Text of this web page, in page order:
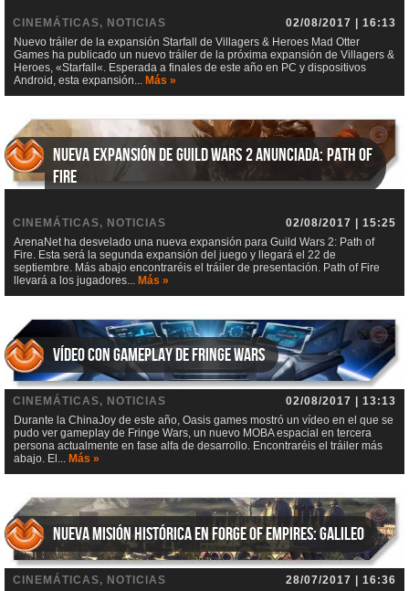
CINEMÁTICAS, NOTICIAS
02/08/2017 | 16:13
Nuevo tráiler de la expansión Starfall de Villagers & Heroes Mad Otter
Games ha publicado un nuevo tráiler de la próxima expansión de Villagers &
Heroes, «Starfall«. Esperada a finales de este año en PC y dispositivos
Android, esta expansión... Más »
Nueva expansión de Guild Wars 2 anunciada: Path of
Fire
CINEMÁTICAS, NOTICIAS
02/08/2017 | 15:25
ArenaNet ha desvelado una nueva expansión para Guild Wars 2: Path of
Fire. Esta será la segunda expansión del juego y llegará el 22 de
septiembre. Más abajo encontraréis el tráiler de presentación. Path of Fire
llevará a los jugadores... Más »
Vídeo con gameplay de Fringe Wars
CINEMÁTICAS, NOTICIAS
02/08/2017 | 13:13
Durante la ChinaJoy de este año, Oasis games mostró un vídeo en el que se
pudo ver gameplay de Fringe Wars, un nuevo MOBA espacial en tercera
persona actualmente en fase alfa de desarrollo. Encontraréis el tráiler más
abajo. El... Más »
Nueva misión histórica en Forge of Empires: Galileo
CINEMÁTICAS, NOTICIAS
28/07/2017 | 16:36